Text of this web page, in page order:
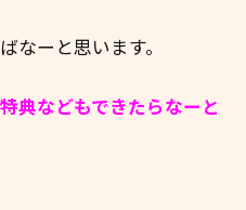
なーと思います。
典などもできたらなーと